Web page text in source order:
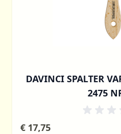
DAVINCI SPALTER
2475
€ 17,75